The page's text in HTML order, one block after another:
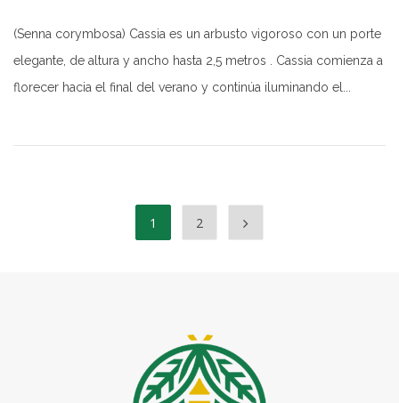
(Senna corymbosa) Cassia es un arbusto vigoroso con un porte
elegante, de altura y ancho hasta 2,5 metros . Cassia comienza a
florecer hacia el final del verano y continúa iluminando el...
1 2